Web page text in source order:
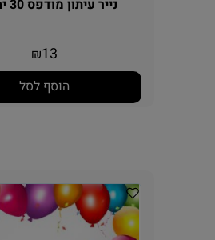
נייר עיתון מודפס 30 יחידות
₪13
הוסף לסל